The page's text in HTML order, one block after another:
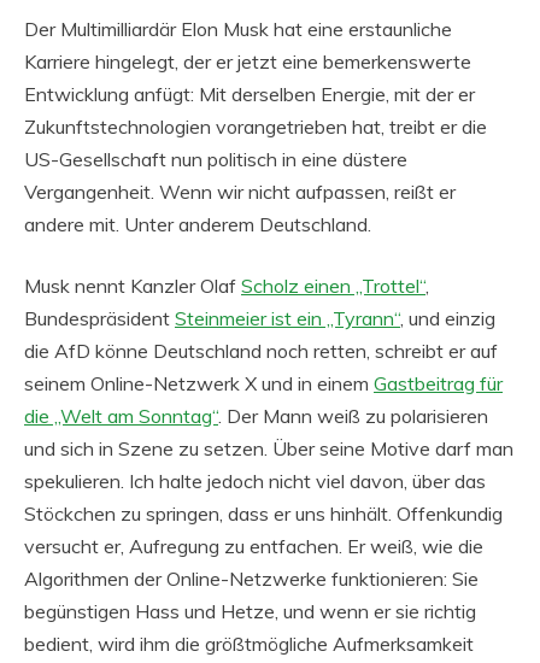
Der Multimilliardär Elon Musk hat eine erstaunliche
Karriere hingelegt, der er jetzt eine bemerkenswerte
Entwicklung anfügt: Mit derselben Energie, mit der er
Zukunftstechnologien vorangetrieben hat, treibt er die
US-Gesellschaft nun politisch in eine düstere
Vergangenheit. Wenn wir nicht aufpassen, reißt er
andere mit. Unter anderem Deutschland.
Musk nennt Kanzler Olaf Scholz einen „Trottel“,
Bundespräsident Steinmeier ist ein „Tyrann“, und einzig
die AfD könne Deutschland noch retten, schreibt er auf
seinem Online-Netzwerk X und in einem Gastbeitrag für
die „Welt am Sonntag“. Der Mann weiß zu polarisieren
und sich in Szene zu setzen. Über seine Motive darf man
spekulieren. Ich halte jedoch nicht viel davon, über das
Stöckchen zu springen, dass er uns hinhält. Offenkundig
versucht er, Aufregung zu entfachen. Er weiß, wie die
Algorithmen der Online-Netzwerke funktionieren: Sie
begünstigen Hass und Hetze, und wenn er sie richtig
bedient, wird ihm die größtmögliche Aufmerksamkeit